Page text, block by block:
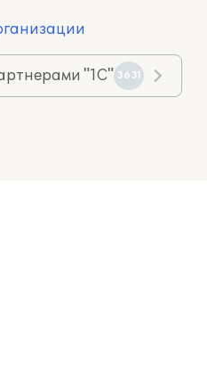
"1С" 3631